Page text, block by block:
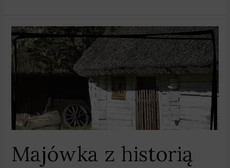
Majówka z historią
Majówka
z
historią